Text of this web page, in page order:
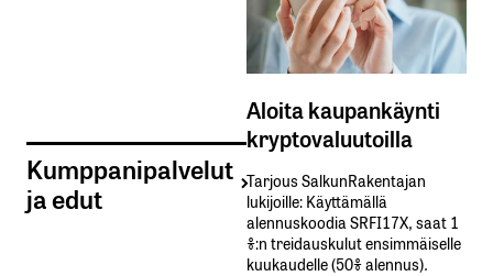
Kumppanipalvelut
ja edut
Aloita kaupankäynti
kryptovaluutoilla
Tarjous SalkunRakentajan
lukijoille: Käyttämällä​ ​
alennuskoodia​ ​SRFI17X,​ ​saat​ ​1
%:n treidauskulut​ ​ensimmäiselle​ ​
kuukaudelle​ ​(50%​ ​alennus).